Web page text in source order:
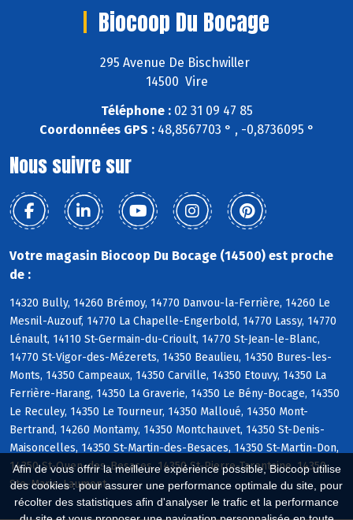
Afin de vous offrir la meilleure expérience possible, Biocoop utilise
des cookies : pour assurer une performance optimale du site, pour
récolter des statistiques afin d'analyser le trafic et la performance
Biocoop Du Bocage
295 Avenue De Bischwiller
14500 Vire
Téléphone :02 31 09 47 85
Coordonnées GPS :48,8567703 ° , -0,8736095 °
Nous suivre sur
Votre magasin Biocoop Du Bocage (14500) est proche
de :
14320 Bully, 14260 Brémoy, 14770 Danvou-la-Ferrière, 14260 Le
Mesnil-Auzouf, 14770 La Chapelle-Engerbold, 14770 Lassy, 14770
Lénault, 14110 St-Germain-du-Crioult, 14770 St-Jean-le-Blanc,
14770 St-Vigor-des-Mézerets, 14350 Beaulieu, 14350 Bures-les-
Monts, 14350 Campeaux, 14350 Carville, 14350 Etouvy, 14350 La
Ferrière-Harang, 14350 La Graverie, 14350 Le Bény-Bocage, 14350
Le Reculey, 14350 Le Tourneur, 14350 Malloué, 14350 Mont-
Bertrand, 14260 Montamy, 14350 Montchauvet, 14350 St-Denis-
Maisoncelles, 14350 St-Martin-des-Besaces, 14350 St-Martin-Don,
14350 St-Ouen-des-Besaces, 14350 St-Pierre-Tarentaine, 14350
Ste-Marie-Laumont